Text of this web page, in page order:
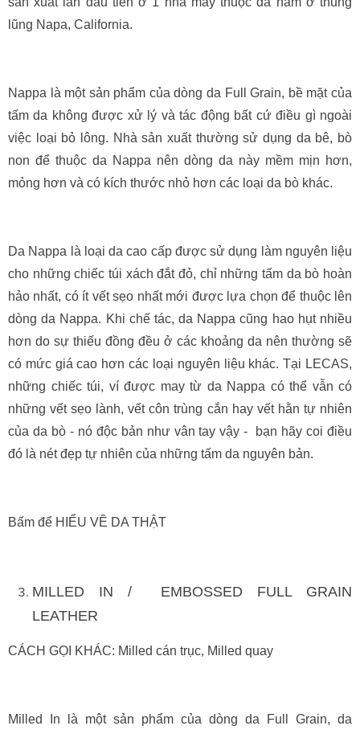
lũng Napa, California.
Nappa là một sản phẩm của dòng da Full Grain, bề mặt của
tấm da không được xử lý và tác động bất cứ điều gì ngoài
việc loại bỏ lông. Nhà sản xuất thường sử dụng da bê, bò
non để thuộc da Nappa nên dòng da này mềm mịn hơn,
mỏng hơn và có kích thước nhỏ hơn các loại da bò khác.
Da Nappa là loại da cao cấp được sử dụng làm nguyên liệu
cho những chiếc túi xách đắt đỏ, chỉ những tấm da bò hoàn
hảo nhất, có ít vết sẹo nhất mới được lựa chọn để thuộc lên
dòng da Nappa. Khi chế tác, da Nappa cũng hao hụt nhiều
hơn do sự thiếu đồng đều ở các khoảng da nên thường sẽ
có mức giá cao hơn các loại nguyên liệu khác. Tại LECAS,
những chiếc túi, ví được may từ da Nappa có thể vẫn có
những vết sẹo lành, vết côn trùng cắn hay vết hằn tự nhiên
của da bò - nó độc bản như vân tay vậy - bạn hãy coi điều
đó là nét đẹp tự nhiên của những tấm da nguyên bản.
Bấm để HIỂU VỀ DA THẬT
MILLED IN / EMBOSSED FULL GRAIN
LEATHER
CÁCH GỌI KHÁC: Milled cán trục, Milled quay
Milled In là một sản phẩm của dòng da Full Grain, da